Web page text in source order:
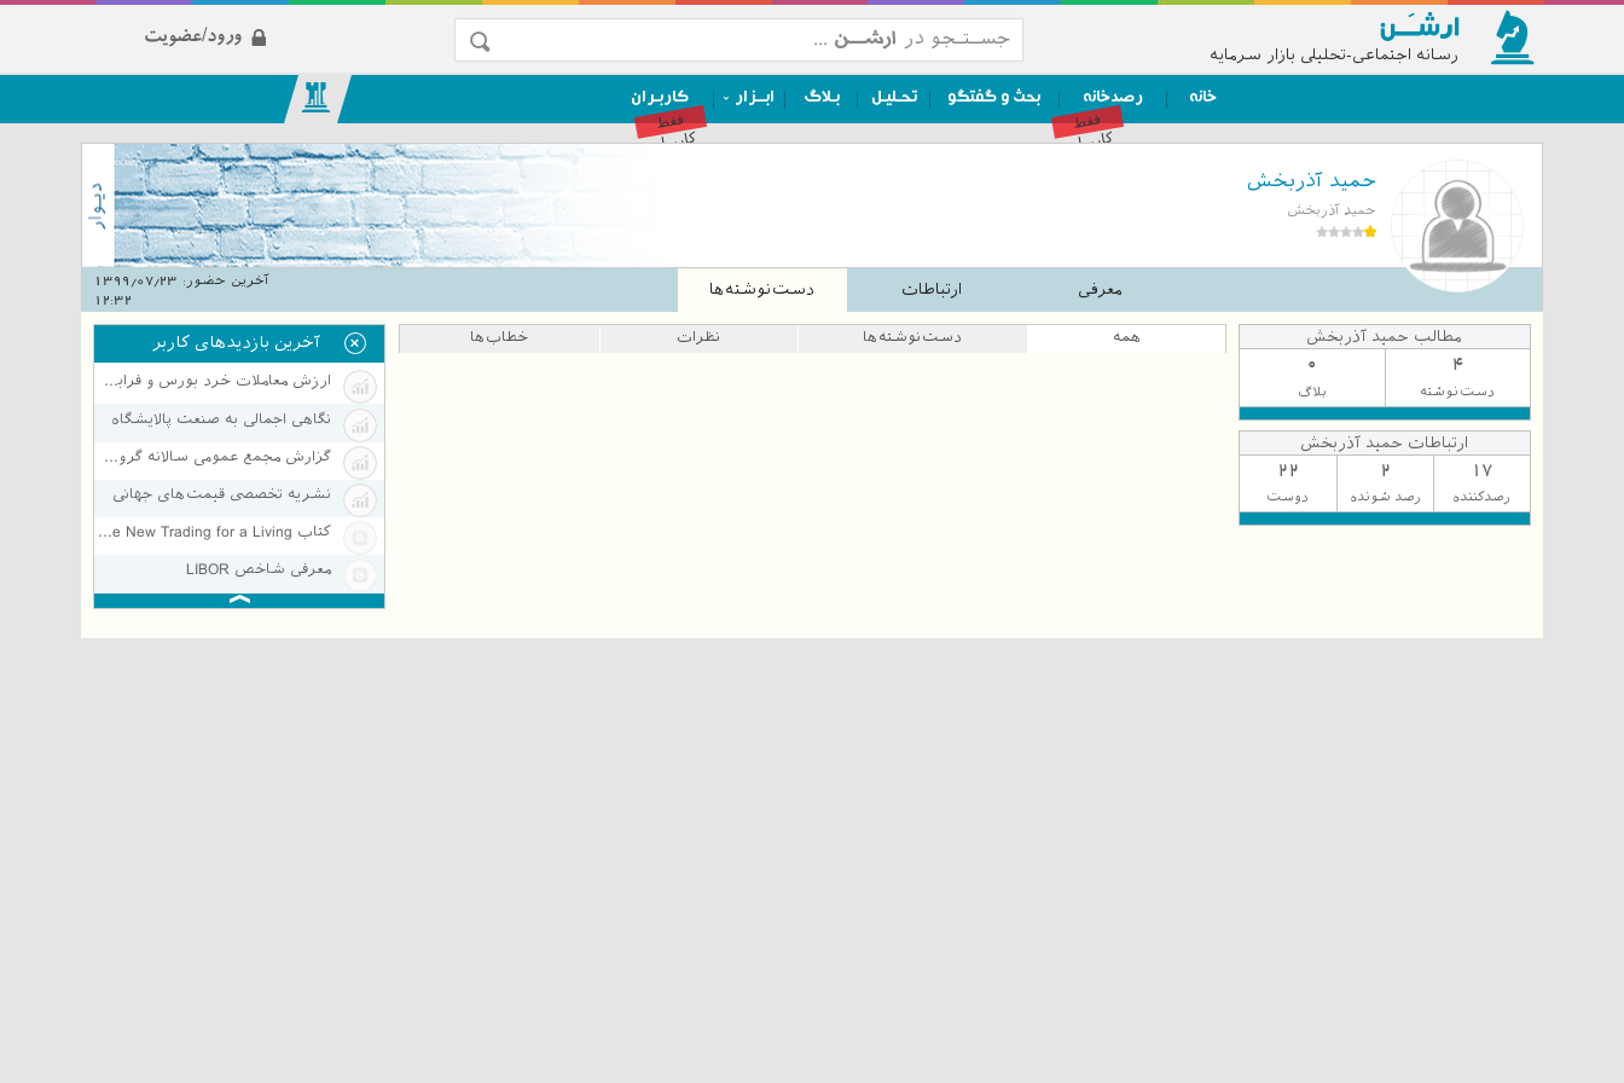
رسانه اجتماعی-تحلیلی بازار سرمایه
ورود/عضویت
خانه رصدخانه
فقط
کاربران
بحث و گفتگو تحـلیـل بـلاگ ابــزار کاربـران
فقط
کاربران
حمید آذربخش
حمید آذربخش
معرفی ارتباطات دست‌نوشته‌ها آخرین حضور:
12:32
مطالب حمید آذربخش
4
دست‌نوشته
0
بلاگ
ارتباطات حمید آذربخش
17
رصدکننده
2
رصد شونده
22
دوست
همه دست‌نوشته‌ها نظرات خطاب‌ها آخرین بازدیدهای کاربر
ارزش معاملات خرد بورس و فرابورس- 1397/11/10
نگاهی اجمالی به صنعت پالایشگاه
گزارش مجمع عمومی سالانه گروه دارویی برکت
نشریه تخصصی قیمت‌های جهانی
کتاب The New Trading for a Living - قسمت 3
معرفی شاخص LIBOR